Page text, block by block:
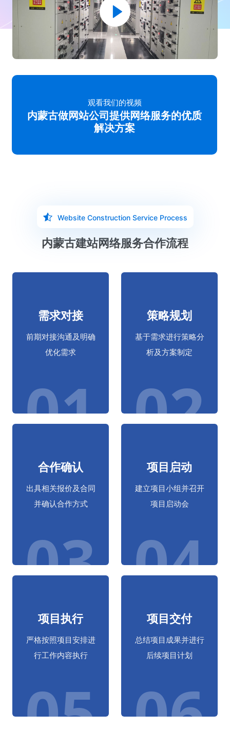
观看我们的视频
内蒙古做网站公司提供网络服务的优质
解决方案
Website Construction Service Process
内蒙古建站网络服务合作流程
需求对接
前期对接沟通及明确
优化需求
01
策略规划
基于需求进行策略分
析及方案制定
02
合作确认
出具相关报价及合同
并确认合作方式
03
项目启动
建立项目小组并召开
项目启动会
04
项目执行
严格按照项目安排进
行工作内容执行
05
项目交付
总结项目成果并进行
后续项目计划
06